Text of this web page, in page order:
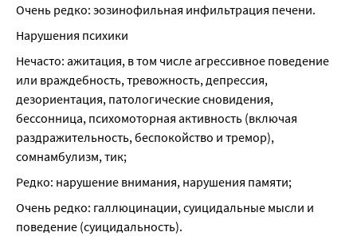
Очень редко: эозинофильная инфильтрация печени.
Нарушения психики
Нечасто: ажитация, в том числе агрессивное поведение
или враждебность, тревожность, депрессия,
дезориентация, патологические сновидения,
бессонница, психомоторная активность (включая
раздражительность, беспокойство и тремор),
сомнамбулизм, тик;
Редко: нарушение внимания, нарушения памяти;
Очень редко: галлюцинации, суицидальные мысли и
поведение (суицидальность).